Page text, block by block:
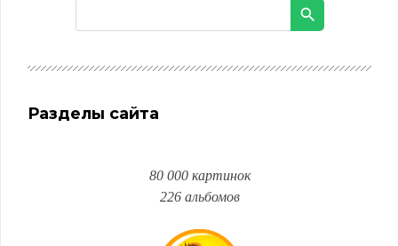
Разделы сайта
80 000 картинок
226 альбомов